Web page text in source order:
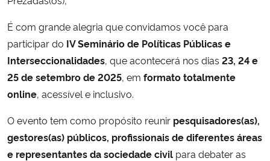
Ministério de Minas e Energia
Ministério do Turismo
Ministério do Desenvolvimento Regional
É com grande alegria que convidamos você para
participar do IV Seminário de Políticas Públicas e
Interseccionalidades, que acontecerá nos dias 23, 24 e
25 de setembro de 2025, em formato totalmente
online, acessível e inclusivo.
O evento tem como propósito reunir pesquisadores(as),
gestores(as) públicos, profissionais de diferentes áreas
e representantes da sociedade civil para debater as